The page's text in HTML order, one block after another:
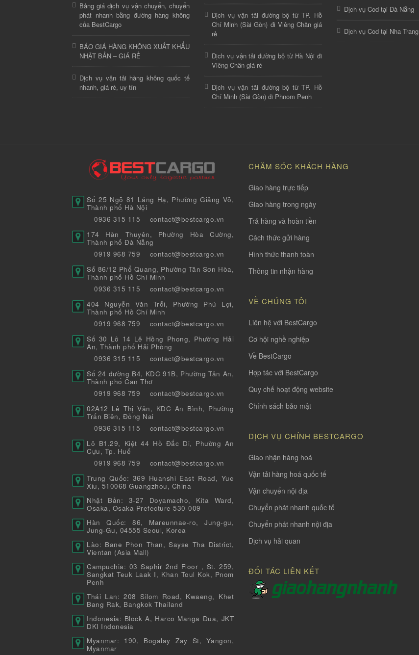
Bảng giá dịch vụ vận chuyển, chuyển
phát nhanh bằng đường hàng không
của BestCargo
BÁO GIÁ HÀNG KHÔNG XUẤT KHẨU
NHẬT BẢN – GIÁ RẺ
Dịch vụ vận tải hàng không quốc tế
nhanh, giá rẻ, uy tín
Dịch vụ vận tải đường bộ từ TP. Hồ
Chí Minh (Sài Gòn) đi Viêng Chăn giá
rẻ
Dịch vụ vận tải đường bộ từ Hà Nội đi
Viêng Chăn giá rẻ
Dịch vụ vận tải đường bộ từ TP. Hồ
Chí Minh (Sài Gòn) đi Phnom Penh
Dịch vụ Cod tại Đà Nẵng
Dịch vụ Cod tại Nha Trang
Số 25 Ngõ 81 Láng Hạ, Phường Giảng Võ,
Thành phố Hà Nội
0936 315 115
contact@bestcargo.vn
174 Hàn Thuyên, Phường Hòa Cường,
Thành phố Đà Nẵng
0919 968 759
contact@bestcargo.vn
Số 86/12 Phổ Quang, Phường Tân Sơn Hòa,
Thành phố Hồ Chí Minh
0936 315 115
contact@bestcargo.vn
404 Nguyễn Văn Trỗi, Phường Phú Lợi,
Thành phố Hồ Chí Minh
0919 968 759
contact@bestcargo.vn
Số 30 Lô 14 Lê Hồng Phong, Phường Hải
An, Thành phố Hải Phòng
0936 315 115
contact@bestcargo.vn
Số 24 đường B4, KDC 91B, Phường Tân An,
Thành phố Cần Thơ
0919 968 759
contact@bestcargo.vn
02A12 Lê Thị Vân, KDC An Bình, Phường
Trấn Biên, Đồng Nai
0936 315 115
contact@bestcargo.vn
Lô B1.29, Kiệt 44 Hồ Đắc Di, Phường An
Cựu, Tp. Huế
0919 968 759
contact@bestcargo.vn
Trung Quốc: 369 Huanshi East Road, Yue
Xiu, 510068 Guangzhou, China
Nhật Bản: 3-27 Doyamacho, Kita Ward,
Osaka, Osaka Prefecture 530-009
Hàn Quốc: 86, Mareunnae-ro, Jung-gu,
Jung-Gu, 04555 Seoul, Korea
Lào: Bane Phon Than, Sayse Tha District,
Vientan (Asia Mall)
Campuchia: 03 Saphir 2nd Floor , St. 259,
Sangkat Teuk Laak I, Khan Toul Kok, Pnom
Penh
Thái Lan: 208 Silom Road, Kwaeng, Khet
Bang Rak, Bangkok Thailand
Indonesia: Block A, Harco Manga Dua, JKT
DKI Indonesia
Myanmar: 190, Bogalay Zay St, Yangon,
Myanmar
CHĂM SÓC KHÁCH HÀNG
Giao hàng trực tiếp
Giao hàng trong ngày
Trả hàng và hoàn tiền
Cách thức gửi hàng
Hình thức thanh toàn
Thông tin nhận hàng
VỀ CHÚNG TÔI
Liên hệ với BestCargo
Cơ hội nghề nghiệp
Về BestCargo
Hợp tác với BestCargo
Quy chế hoạt động website
Chính sách bảo mật
DỊCH VỤ CHÍNH BESTCARGO
Giao nhận hàng hoá
Vận tải hàng hoá quốc tế
Vận chuyển nội địa
Chuyển phát nhanh quốc tế
Chuyển phát nhanh nội địa
Dịch vụ hải quan
ĐỐI TÁC LIÊN KẾT